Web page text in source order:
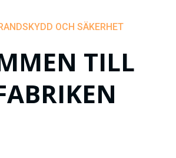
OCH SÄKERHET
TILL